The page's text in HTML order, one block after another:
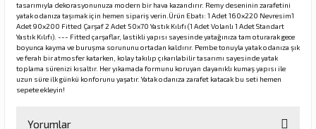
tasarımıyla dekorasyonunuza modern bir hava kazandırır. Remy deseninin zarafetini
yatak odanıza taşımak için hemen sipariş verin.Ürün Ebatı: 1 Adet 160x220 Nevresim1
Adet 90x200 Fitted Çarşaf 2 Adet 50x70 Yastık Kılıfı (1 Adet Volanlı 1 Adet Standart
Yastık Kılıfı). --- Fitted çarşaflar, lastikli yapısı sayesinde yatağınıza tam oturarak gece
boyunca kayma ve buruşma sorununu ortadan kaldırır. Pembe tonuyla yatak odanıza şık
ve ferah bir atmosfer katarken, kolay takılıp çıkarılabilir tasarımı sayesinde yatak
toplama sürenizi kısaltır. Her yıkamada formunu koruyan dayanıklı kumaş yapısı ile
uzun süre ilk günkü konforunu yaşatır. Yatak odanıza zarafet katacak bu seti hemen
sepete ekleyin!
Yorumlar